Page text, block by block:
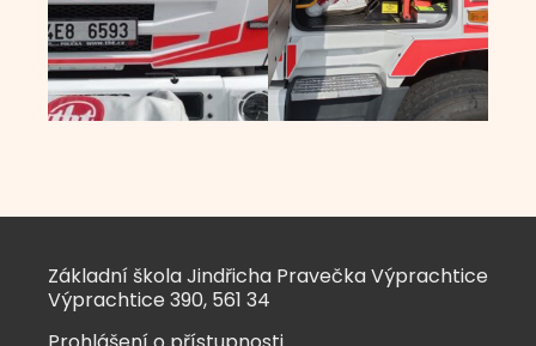
Základní škola Jindřicha Pravečka Výprachtice
Výprachtice 390, 561 34